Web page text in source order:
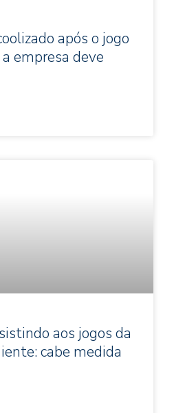
após o jogo
empresa deve
aos jogos da
cabe medida